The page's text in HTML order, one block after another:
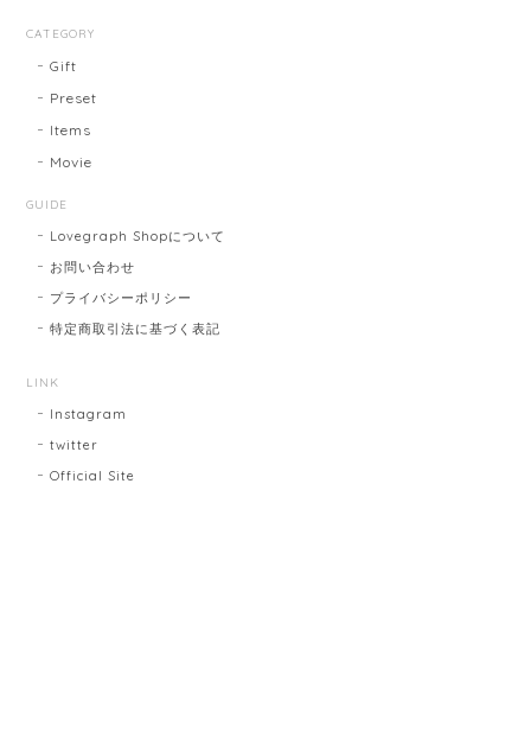
CATEGORY
Gift
Preset
Items
Movie
GUIDE
Lovegraph Shopについて
お問い合わせ
プライバシーポリシー
特定商取引法に基づく表記
LINK
Instagram
twitter
Official Site